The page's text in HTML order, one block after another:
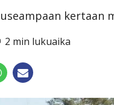
kertaan
2 min lukuaika